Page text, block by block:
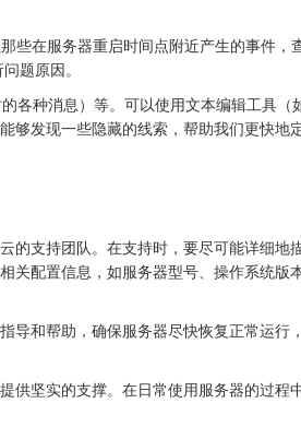
些在服务器重启时间点附近产生的事件，
题原因。
各种消息）等。可以使用文本编辑工具（
够发现一些隐藏的线索，帮助我们更快地
的支持团队。在支持时，要尽可能详细地
关配置信息，如服务器型号、操作系统版
导和帮助，确保服务器尽快恢复正常运行
供坚实的支撑。在日常使用服务器的过程